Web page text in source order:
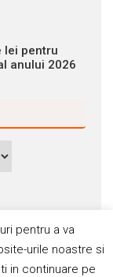
lei pentru
anului 2026
pentru a va
urile noastre si
in continuare pe